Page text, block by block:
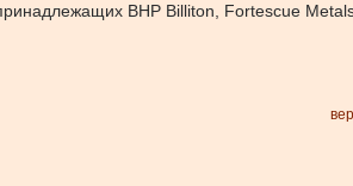
BHP Billiton, Fortescue